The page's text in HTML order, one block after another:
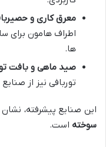
معرق کاری و
اطراف هامون
ها.
صید ماهی و بافت
توربافی نیز از
این صنایع پیشرفته،
سوخته است.